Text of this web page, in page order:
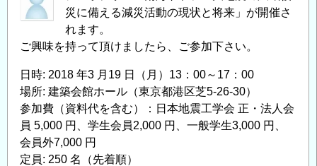
の
オ
ラ
ン
開
催
＞
の
災に備える減災活動の現状と将来」が開催さ
れます。
ご興味を持って頂けましたら、ご参加下さい。
日時: 2018 年3 月19 日（月）13：00～17：00
場所: 建築会館ホール（東京都港区芝5-26-30）
参加費（資料代を含む）：日本地震工学会 正・法人会
員 5,000 円、学生会員2,000 円、一般学生3,000 円、
会員外7,000 円
定員: 250 名（先着順）